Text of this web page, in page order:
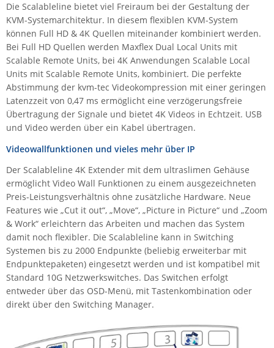
WATTECO
Westermo
Yuasa
ZPE Systems
News zu unseren Herstellern
Die Scalableline bietet viel Freiraum bei der Gestaltung der
KVM-Systemarchitektur. In diesem flexiblen KVM-System
können Full HD & 4K Quellen miteinander kombiniert werden.
Bei Full HD Quellen werden Maxflex Dual Local Units mit
Scalable Remote Units, bei 4K Anwendungen Scalable Local
Units mit Scalable Remote Units, kombiniert. Die perfekte
Abstimmung der kvm-tec Videokompression mit einer geringen
Latenzzeit von 0,47 ms ermöglicht eine verzögerungsfreie
Übertragung der Signale und bietet 4K Videos in Echtzeit. USB
und Video werden über ein Kabel übertragen.
Videowallfunktionen und vieles mehr über IP
Der Scalableline 4K Extender mit dem ultraslimen Gehäuse
ermöglicht Video Wall Funktionen zu einem ausgezeichneten
Preis-Leistungsverhältnis ohne zusätzliche Hardware. Neue
Features wie „Cut it out“, „Move“, „Picture in Picture“ und „Zoom
& Work“ erleichtern das Arbeiten und machen das System
damit noch flexibler. Die Scalableline kann in Switching
Systemen bis zu 2000 Endpunkte (beliebig erweiterbar mit
Endpunktepaketen) eingesetzt werden und ist kompatibel mit
Standard 10G Netzwerkswitches. Das Switchen erfolgt
entweder über das OSD-Menü, mit Tastenkombination oder
direkt über den Switching Manager.